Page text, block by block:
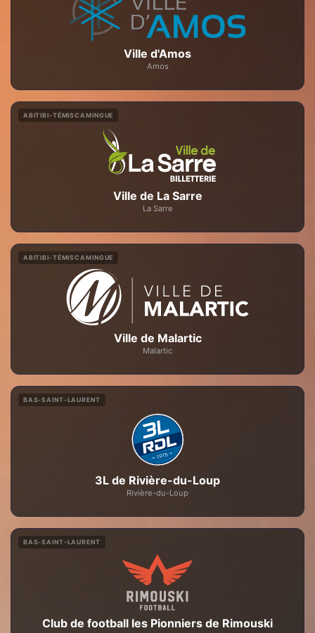
Ville d'Amos
Amos
ABITIBI-TÉMISCAMINGUE
Ville de La Sarre
La Sarre
ABITIBI-TÉMISCAMINGUE
Ville de Malartic
Malartic
BAS-SAINT-LAURENT
3L de Rivière-du-Loup
Rivière-du-Loup
BAS-SAINT-LAURENT
Club de football les Pionniers de Rimouski